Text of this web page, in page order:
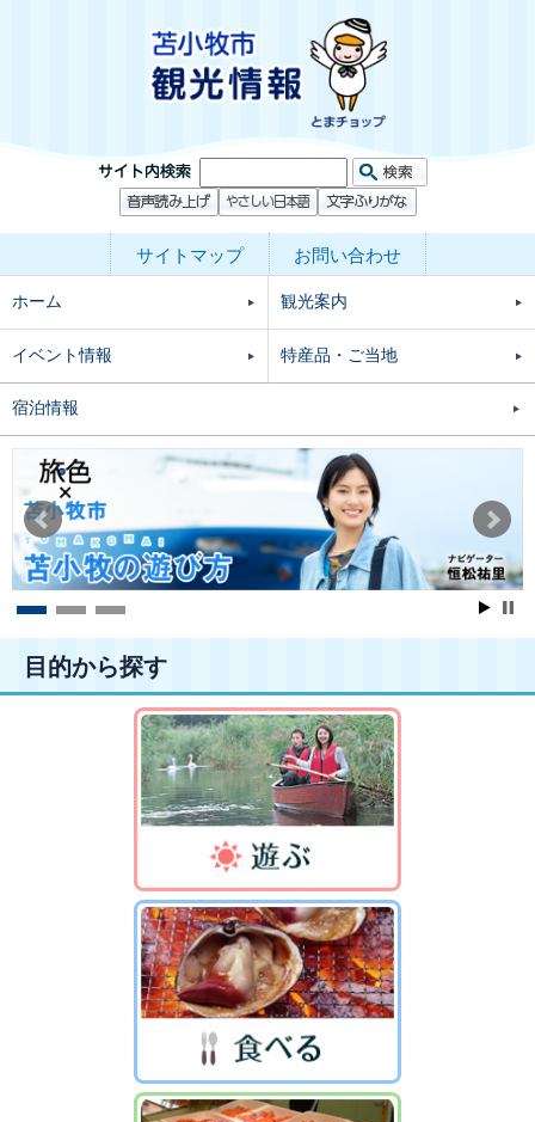
サイトマップ お問い合わせ
ホーム 観光案内
イベント情報 特産品・ご当地
宿泊情報
目的から探す